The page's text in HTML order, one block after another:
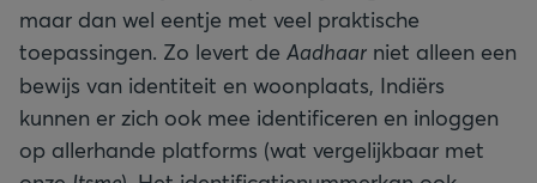
maar dan wel eentje met veel praktische
toepassingen. Zo levert de Aadhaar niet alleen een
bewijs van identiteit en woonplaats, Indiërs
kunnen er zich ook mee identificeren en inloggen
op allerhande platforms (wat vergelijkbaar met